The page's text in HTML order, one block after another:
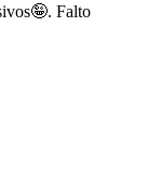
Falto